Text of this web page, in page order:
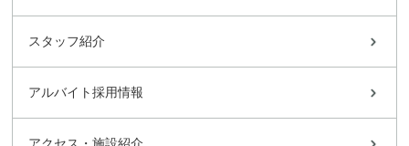
スタッフ紹介
アルバイト採用情報